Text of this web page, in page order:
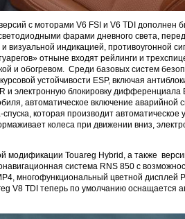
с моторами V6 FSI и V6 TDI дополнен
фарами дневного света,
визуальной индикацией, противоугонной
отныне входят рейлинги и
и обогревом. Среди базовых систем
устойчивости ESP, включая
и электронную блокировку
автоматическое включение аварийной
которая производит
колеса при движении вниз,
модификации Touareg Hybrid, а также
система RNS 850 с
многофункциональный цветной дисплей
V8 TDI теперь по умолчанию оснащается